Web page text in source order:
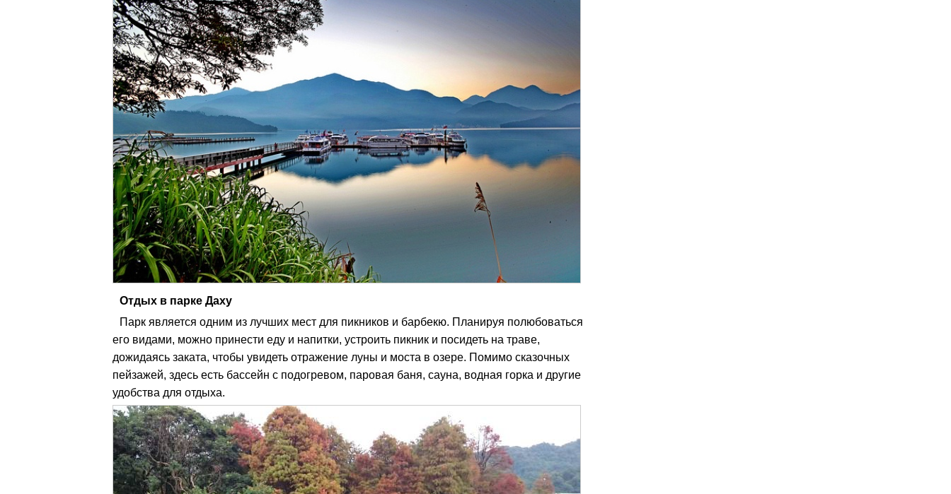
Отдых в парке Даху
Парк является одним из лучших мест для пикников и барбекю. Планируя полюбоваться
его видами, можно принести еду и напитки, устроить пикник и посидеть на траве,
дожидаясь заката, чтобы увидеть отражение луны и моста в озере. Помимо сказочных
пейзажей, здесь есть бассейн с подогревом, паровая баня, сауна, водная горка и другие
удобства для отдыха.